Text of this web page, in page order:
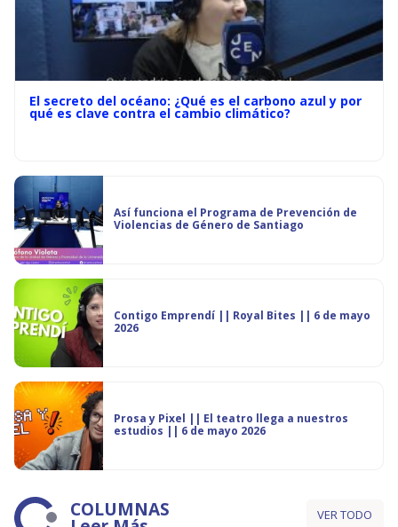
El secreto del océano: ¿Qué es el carbono azul y por
qué es clave contra el cambio climático?
Así funciona el Programa de Prevención de
Violencias de Género de Santiago
Contigo Emprendí || Royal Bites || 6 de mayo
2026
Prosa y Pixel || El teatro llega a nuestros
estudios || 6 de mayo 2026
COLUMNAS VER TODO